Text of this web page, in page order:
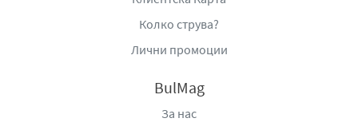
Да не се поглъща! Съдържа 0,056% натриев
Колко струва?
Лични промоции
BulMag
За нас